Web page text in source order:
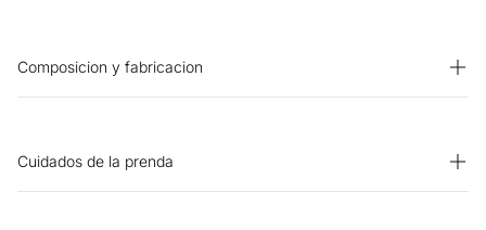
Composicion y fabricacion
Cuidados de la prenda